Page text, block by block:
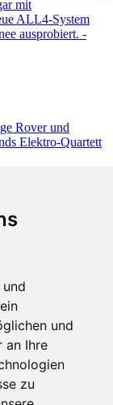
und
an Ihre
zu
(und wie nicht)